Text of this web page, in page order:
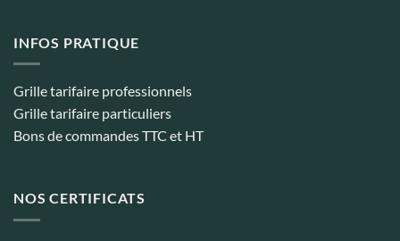
INFOS PRATIQUE
Grille tarifaire professionnels
Grille tarifaire particuliers
Bons de commandes TTC et HT
NOS CERTIFICATS